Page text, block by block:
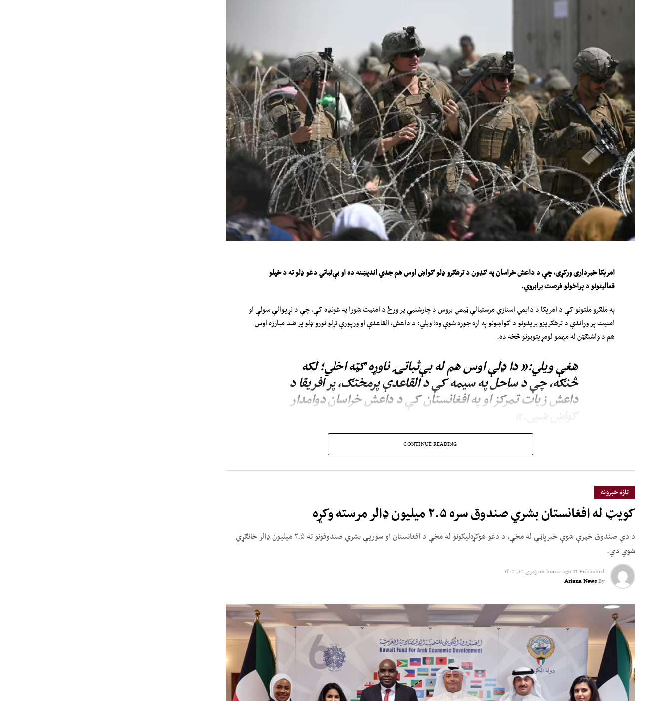
امریکاخبرداری ورکړی، چې د داعش خراسان په ګډون د ترهګرو ډلو ګواښ اوسهم جدي اندېښنه ده او بې‌ثباتي دغو ډلو ته د خپلو
فعالیتونو د پراخولو فرصت برابروي.
په ملګرو ملتونو کې د امریکا د دایمي استازي مرستیالې ټیمي بروس د چارشنبې پر ورځ د امنیت شورا په غونډه کې، چې د نړیوالې سولې او
امنیت پر وړاندې د ترهګریزو بریدونو د ګواښونو په اړه جوړه شوې وه؛ ویلي: د داعش، القاعدې او ورپورې تړلو نورو ډلو پر ضد مبارزه اوس
هم د واشنګټن له مهمو لومړیتوبونو څخه ده.
هغې ویلي:« دا ډلې اوس هم له بې‌ثباتۍ ناوړه ګټه اخلي؛ لکه
څنګه، چې د ساحل په سیمه کې د القاعدې پرمختګ، پر افریقا د
داعش زیات تمرکز او په افغانستان کې د داعش خراسان دوامدار
دا څرګندونې داسې مهال کیږي، چې اسلامي امارت څو ځله په افغانستان کې د ترهګرو ډلو د فعالیت په اړه ادعاوې رد کړي او ټینګار کوي،
چې د افغانستان له خاورې به د بل هیڅ هېواد د امنیت پر ضد د کار اخیستو اجازه ورنه‌کړي.
CONTINUE READING
تازه خبرونه
کویټ له افغانستان بشري صندوق سره ۲.۵ میلیون ډالر مرسته وکړه
د دې صندوق خپرې شوې خبرپاڼې له مخې، د دغو هوکړه‌لیکونو له مخې د افغانستان او سوریې بشري صندوقونو ته ۲.۵ میلیون ډالر ځانګړي
شوي دي.
Published
11 hours ago
onزمری ۱۵, ۱۴۰۵
By
Ariana News